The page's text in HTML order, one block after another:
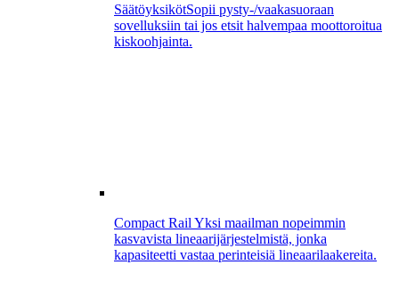
SäätöyksikötSopii pysty-/vaakasuoraan
sovelluksiin tai jos etsit halvempaa moottoroitua
kiskoohjainta.
Compact Rail Yksi maailman nopeimmin
kasvavista lineaarijärjestelmistä, jonka
kapasiteetti vastaa perinteisiä lineaarilaakereita.